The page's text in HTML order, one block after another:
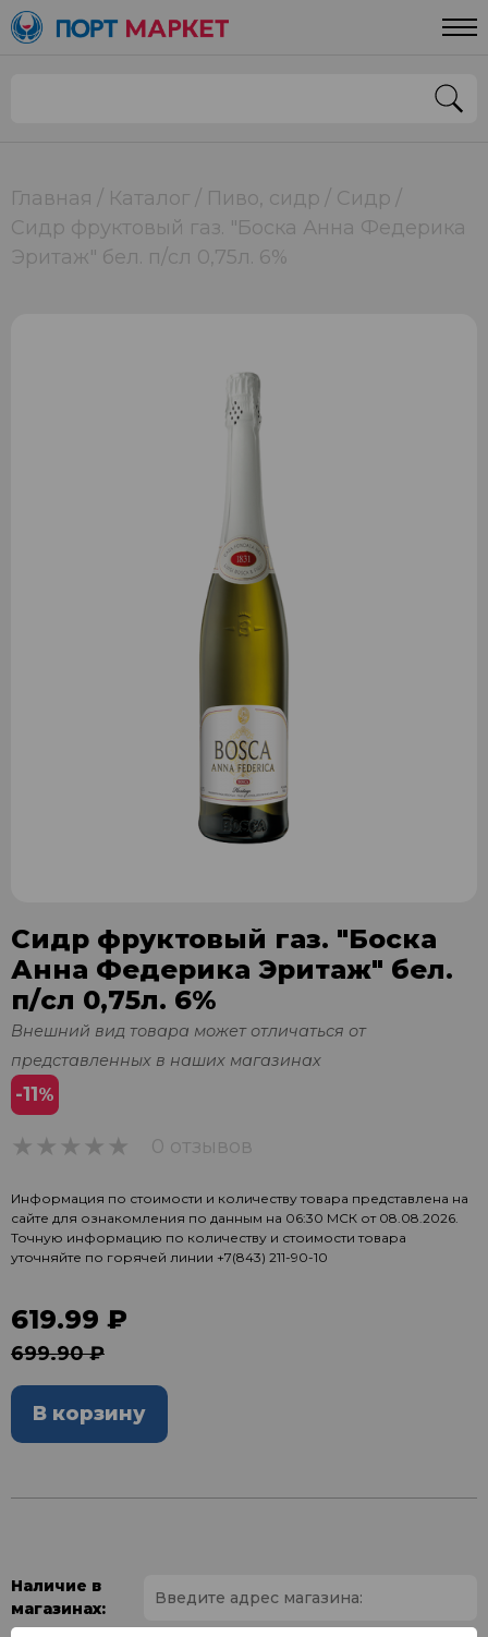
Главная Каталог Пиво, сидр
Сидр
Сидр фруктовый газ. "Боска Анна Федерика
Эритаж" бел. п/сл 0,75л. 6%
Сидр фруктовый газ. "Боска
Анна Федерика Эритаж" бел.
п/сл 0,75л. 6%
Внешний вид товара может отличаться от
представленных в наших магазинах
-11%
0 отзывов
Информация по стоимости и количеству товара представлена на
сайте для ознакомления по данным на 06:30 МСК от 08.08.2026.
Точную информацию по количеству и стоимости товара
уточняйте по горячей линии +7(843) 211-90-10
619.99 ₽
699.90 ₽
В корзину
Наличие в
магазинах: